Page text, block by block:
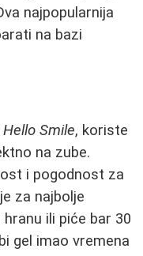
najpopularnija
na bazi
Hello Smile, koriste
na zube.
i pogodnost za
za najbolje
ili piće bar 30
gel imao vremena